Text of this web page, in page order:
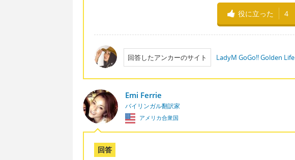
役に立った 4
回答したアンカーのサイト LadyM GoGo!! Golden Life
Emi Ferrie
バイリンガル翻訳家
アメリカ合衆国
回答